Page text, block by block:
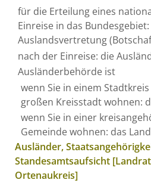
für die Erteilung eines
Einreise in das
Auslandsvertretung
nach der Einreise: die
Ausländerbehörde ist
wenn Sie in einem
großen Kreisstadt wohnen:
wenn Sie in einer
Gemeinde wohnen: das
Ausländer,
Standesamtsaufsicht
Ortenaukreis]